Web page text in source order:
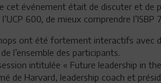
cet événement était de discuter et de
600, de mieux comprendre
ont été fortement interactifs avec
l’ensemble des participants.
intitulée « Future leadership in
de Harvard, leadership coach et